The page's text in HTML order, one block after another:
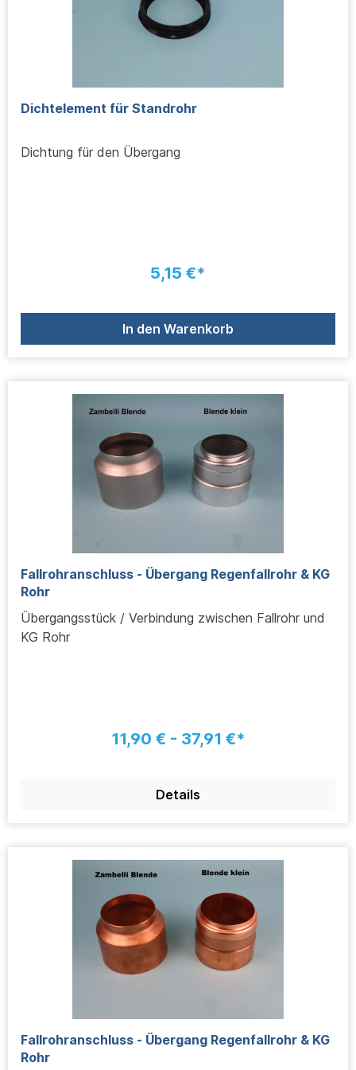
Dichtelement für Standrohr
Dichtung für den Übergang
5,15 €*
In den Warenkorb
Fallrohranschluss - Übergang Regenfallrohr & KG
Rohr
Übergangsstück / Verbindung zwischen Fallrohr und
KG Rohr
11,90 € - 37,91 €*
Details
Fallrohranschluss - Übergang Regenfallrohr & KG
Rohr